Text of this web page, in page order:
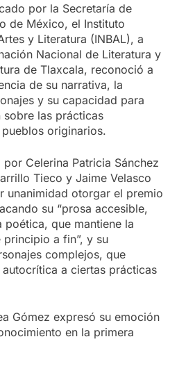
por la Secretaría de
de México, el Instituto
y Literatura (INBAL), a
Nacional de Literatura y
de Tlaxcala, reconoció a
de su narrativa, la
y su capacidad para
las prácticas
originarios.
Celerina Patricia Sánchez
Tieco y Jaime Velasco
unanimidad otorgar el premio
su “prosa accesible,
que mantiene la
a fin”, y su
complejos, que
autocrítica a ciertas prácticas
Gómez expresó su emoción
en la primera